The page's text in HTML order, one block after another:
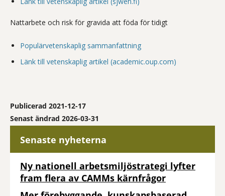
Nattarbete och risk för gravida att föda för tidigt
Populärvetenskaplig sammanfattning
Länk till vetenskaplig artikel (academic.oup.com)
Publicerad 2021-12-17
Senast ändrad 2026-03-31
Senaste nyheterna
Ny nationell arbetsmiljöstrategi lyfter
fram flera av CAMMs kärnfrågor